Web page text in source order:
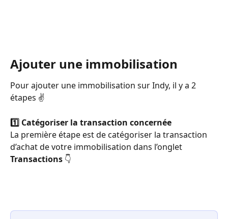
Ajouter une immobilisation
Pour ajouter une immobilisation sur Indy, il y a 2
étapes ✌
1️⃣ Catégoriser la transaction concernée
La première étape est de catégoriser la transaction
d’achat de votre immobilisation dans l’onglet
Transactions 👇